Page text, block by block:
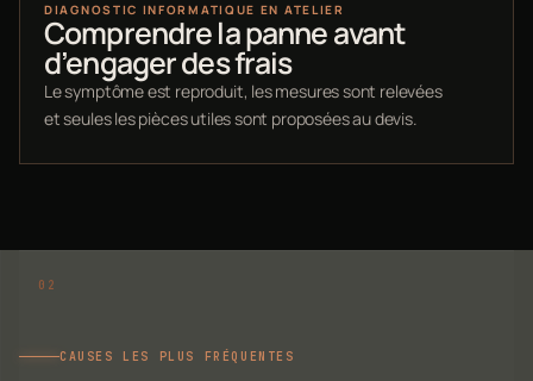
DIAGNOSTIC INFORMATIQUE EN ATELIER
Comprendre la panne avant
d’engager des frais
Le symptôme est reproduit, les mesures sont relevées
et seules les pièces utiles sont proposées au devis.
CAUSES LES PLUS FRÉQUENTES